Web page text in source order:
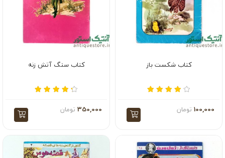
کتاب شکست باز
100,000 تومان
کتاب سنگ آتش زنه
350,000 تومان